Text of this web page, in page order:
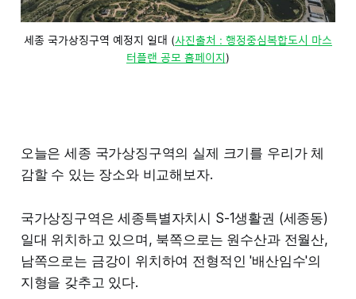
세종 국가상징구역 예정지 일대 (사진출처 : 행정중심복합도시 마스
터플랜 공모 홈페이지)
오늘은 세종 국가상징구역의 실제 크기를 우리가 체
감할 수 있는 장소와 비교해보자.
국가상징구역은 세종특별자치시 S-1생활권 (세종동)
일대 위치하고 있으며, 북쪽으로는 원수산과 전월산,
남쪽으로는 금강이 위치하여 전형적인 '배산임수'의
지형을 갖추고 있다.